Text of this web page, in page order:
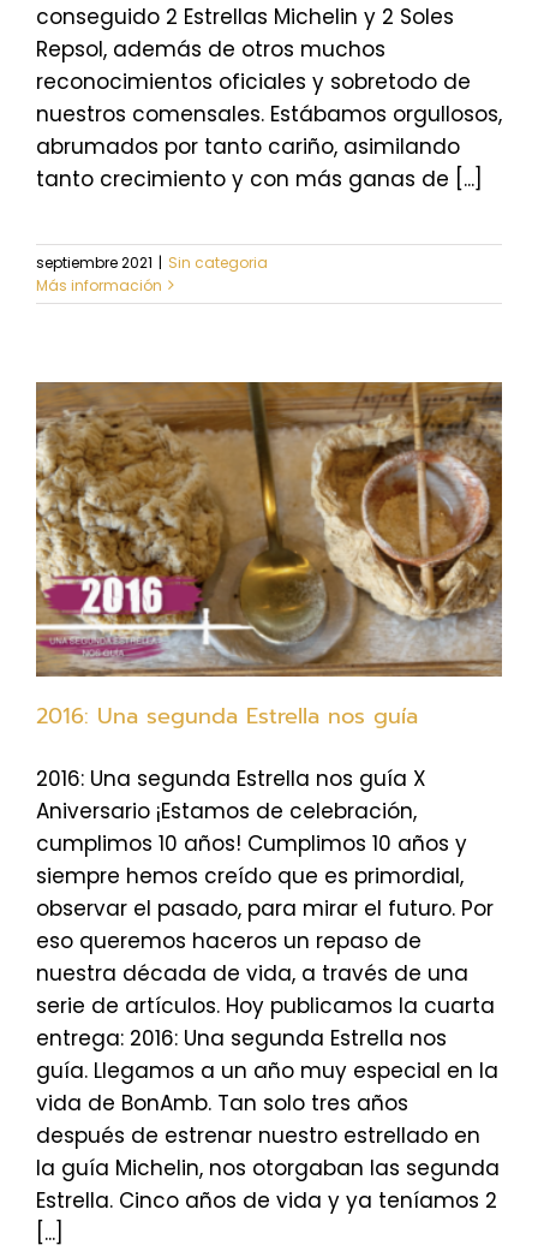
conseguido 2 Estrellas Michelin y 2 Soles
Repsol, además de otros muchos
reconocimientos oficiales y sobretodo de
nuestros comensales. Estábamos orgullosos,
abrumados por tanto cariño, asimilando
tanto crecimiento y con más ganas de [...]
septiembre 2021 | Sin categoria
Más información
2016: Una segunda Estrella nos guía
2016: Una segunda Estrella nos guía X
Aniversario ¡Estamos de celebración,
cumplimos 10 años! Cumplimos 10 años y
siempre hemos creído que es primordial,
observar el pasado, para mirar el futuro. Por
eso queremos haceros un repaso de
nuestra década de vida, a través de una
serie de artículos. Hoy publicamos la cuarta
entrega: 2016: Una segunda Estrella nos
guía. Llegamos a un año muy especial en la
vida de BonAmb. Tan solo tres años
después de estrenar nuestro estrellado en
la guía Michelin, nos otorgaban las segunda
Estrella. Cinco años de vida y ya teníamos 2
[...]